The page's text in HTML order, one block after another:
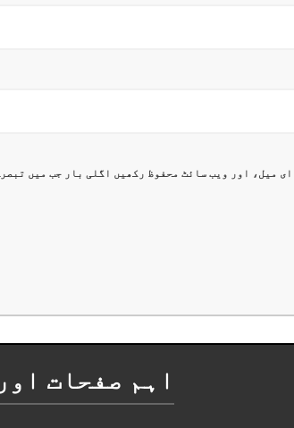
میل، اور ویب سائٹ محفوظ رکھیں اگلی بار جب میں
اہم صفحات